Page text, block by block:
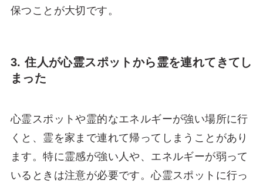
保つことが大切です。
3. 住人が心霊スポットから霊を連れてきてし
まった
心霊スポットや霊的なエネルギーが強い場所に行
くと、霊を家まで連れて帰ってしまうことがあり
ます。特に霊感が強い人や、エネルギーが弱って
いるときは注意が必要です。心霊スポットに行っ